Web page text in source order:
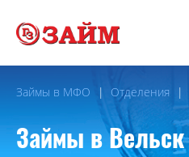
Займы в МФО Отделения
Займы в Вельск